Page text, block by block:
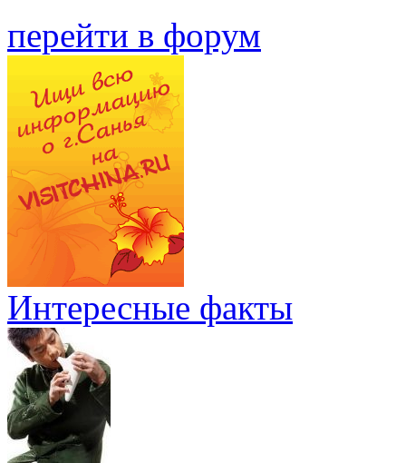
перейти в форум
Интересные факты